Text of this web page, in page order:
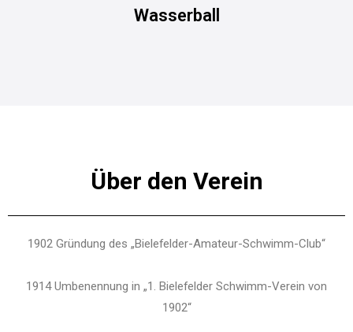
Wasserball
Über den Verein
1902 Gründung des „Bielefelder-Amateur-Schwimm-Club“
1914 Umbenennung in „1. Bielefelder Schwimm-Verein von
1902“